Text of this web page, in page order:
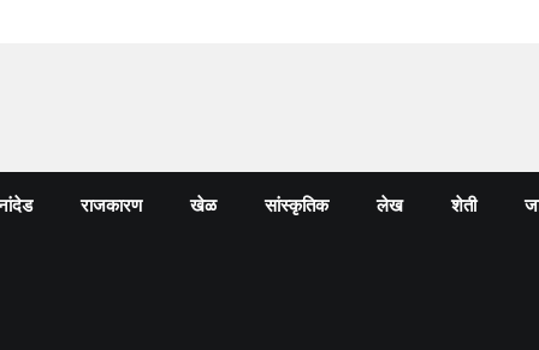
राजकारण खेळ सांस्कृतिक लेख शेती